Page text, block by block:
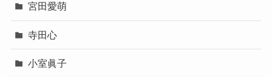
宮田愛萌
寺田心
小室眞子